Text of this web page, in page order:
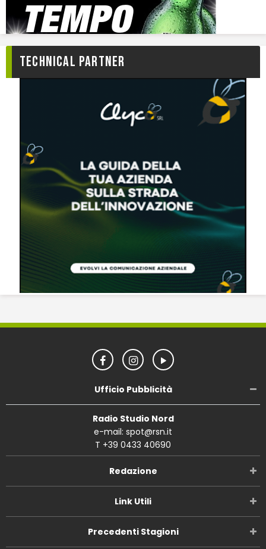
TECHNICAL PARTNER
Ufficio Pubblicità
Radio Studio Nord
e-mail: spot@rsn.it
T +39 0433 40690
Redazione
Link Utili
Precedenti Stagioni